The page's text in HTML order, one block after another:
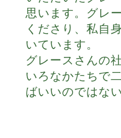
思います。グレ
くださり、私自
いています。
グレースさんの
いろなかたちで
ばいいのではな